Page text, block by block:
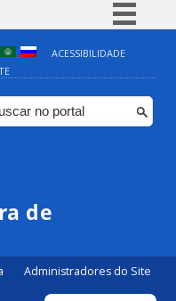
Simplifique!
Comunica BR
Participe
ACESSIBILIDADE
de
Administradores do Site